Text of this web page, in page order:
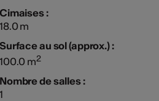
Cimaises :
18.0 m
Surface au sol (approx.) :
100.0 m2
Nombre de salles :
1